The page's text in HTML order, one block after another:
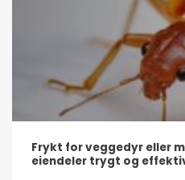
Frykt for veggedyr eller
eiendeler trygt og